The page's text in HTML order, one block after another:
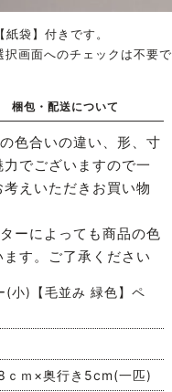
袋】付きです。
画面へのチェックは不要で
梱包・配送について
色合いの違い、形、寸
でございますので一
えいただきお買い物
ーによっても商品の色
す。ご了承ください
(小)【毛並み 緑色】ペ
ｍ×奥行き5cm(一匹)